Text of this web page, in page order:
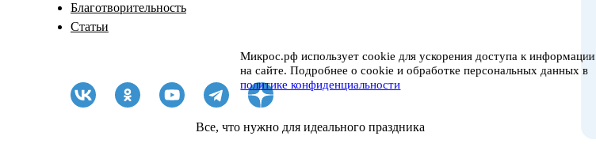
Микрос.рф использует cookie для ускорения доступа к информации
на сайте. Подробнее о cookie и обработке персональных данных в
политике конфиденциальности
Благотворительность
Статьи
Все, что нужно для идеального праздника